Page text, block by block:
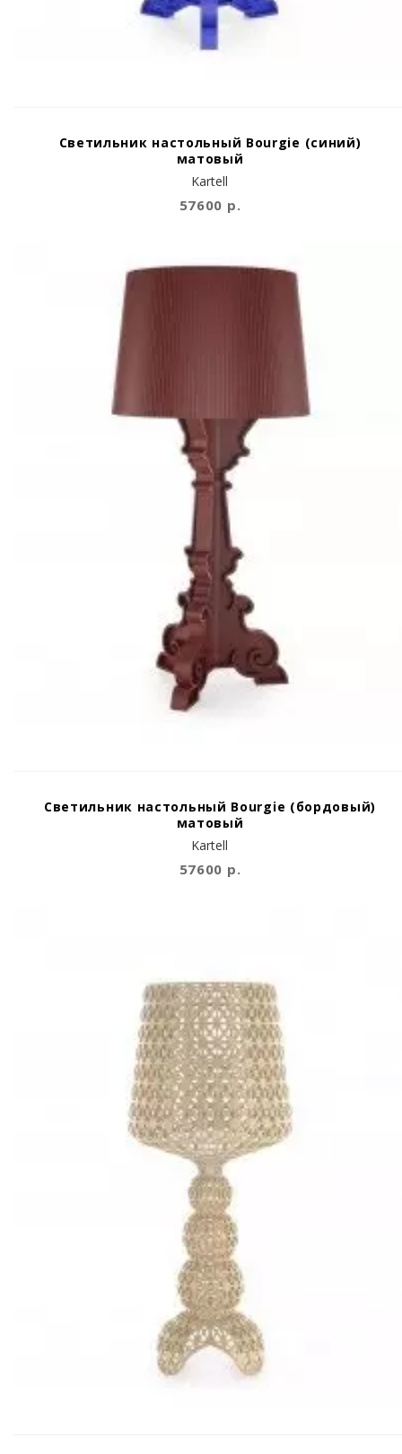
Kartell
Светильник настольный Bourgie (синий)
матовый
57600 р.
Kartell
Светильник настольный Bourgie (бордовый)
матовый
57600 р.